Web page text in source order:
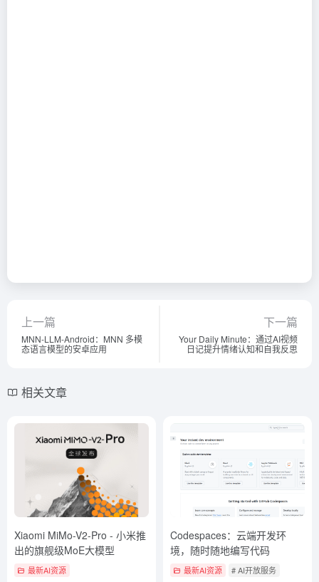
上一篇
MNN-LLM-Android：MNN 多模
态语言模型的安卓应用
下一篇
Your Daily Minute：通过AI视频
日记提升情绪认知和自我反思
相关文章
Xiaomi MiMo-V2-Pro - 小米推
出的旗舰级MoE大模型
最新AI资源
Codespaces：云端开发环
境，随时随地编写代码
最新AI资源 # AI开放服务